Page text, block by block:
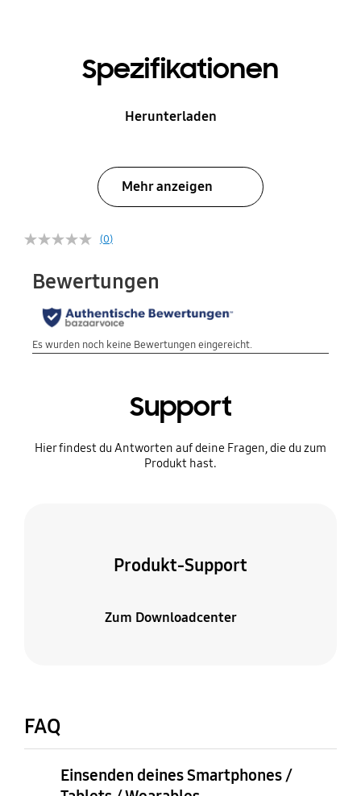
Spezifikationen
Herunterladen
Mehr anzeigen
(0)
Support
Hier findest du Antworten auf deine Fragen, die du zum
Produkt hast.
Produkt-Support
Zum Downloadcenter
FAQ
Einsenden deines Smartphones /